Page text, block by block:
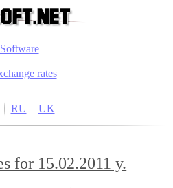
Software
rates
RU UK
for 15.02.2011 y.